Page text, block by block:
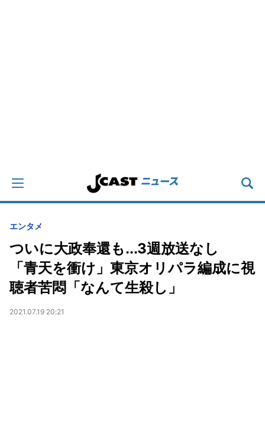
エンタメ
ついに大政奉還も...3週放送なし
「青天を衝け」東京オリパラ編成に視
聴者苦悶「なんて生殺し」
2021.07.19 20:21